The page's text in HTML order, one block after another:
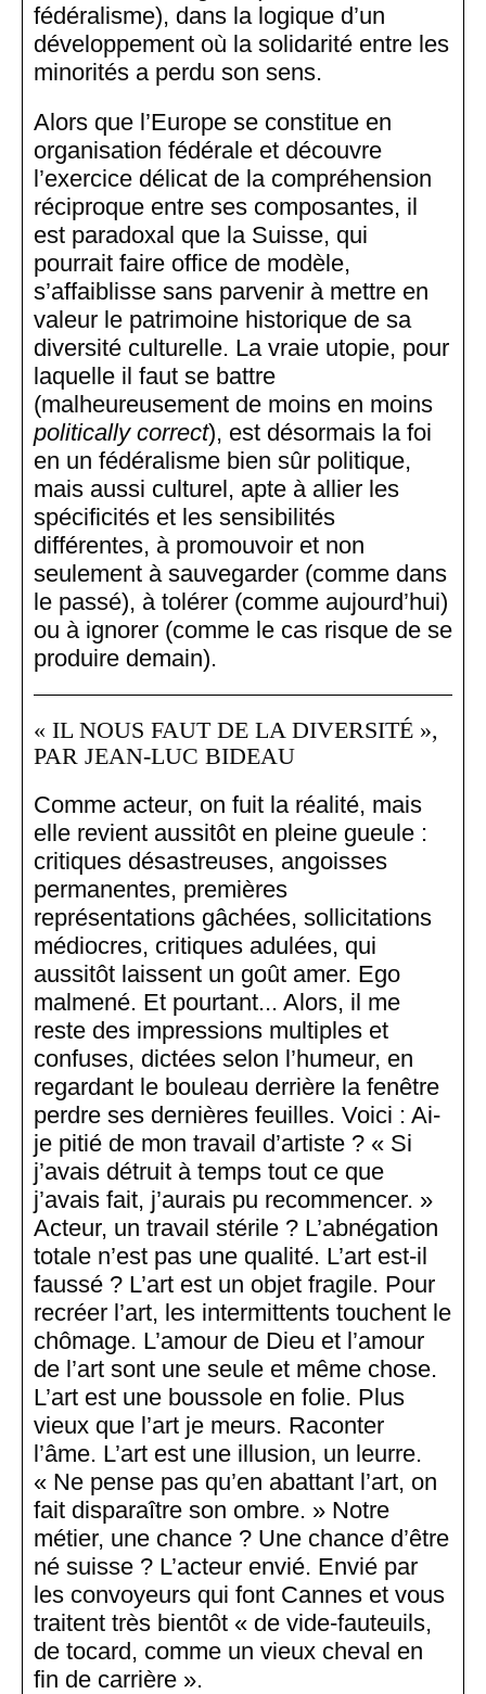
fédéralisme), dans la logique d’un
développement où la solidarité entre les
minorités a perdu son sens.
Alors que l’Europe se constitue en
organisation fédérale et découvre
l’exercice délicat de la compréhension
réciproque entre ses composantes, il
est paradoxal que la Suisse, qui
pourrait faire office de modèle,
s’affaiblisse sans parvenir à mettre en
valeur le patrimoine historique de sa
diversité culturelle. La vraie utopie, pour
laquelle il faut se battre
(malheureusement de moins en moins
politically correct), est désormais la foi
en un fédéralisme bien sûr politique,
mais aussi culturel, apte à allier les
spécificités et les sensibilités
différentes, à promouvoir et non
seulement à sauvegarder (comme dans
le passé), à tolérer (comme aujourd’hui)
ou à ignorer (comme le cas risque de se
produire demain).
« IL NOUS FAUT DE LA DIVERSITÉ »,
PAR JEAN-LUC BIDEAU
Comme acteur, on fuit la réalité, mais
elle revient aussitôt en pleine gueule :
critiques désastreuses, angoisses
permanentes, premières
représentations gâchées, sollicitations
médiocres, critiques adulées, qui
aussitôt laissent un goût amer. Ego
malmené. Et pourtant... Alors, il me
reste des impressions multiples et
confuses, dictées selon l’humeur, en
regardant le bouleau derrière la fenêtre
perdre ses dernières feuilles. Voici : Ai-
je pitié de mon travail d’artiste ? « Si
j’avais détruit à temps tout ce que
j’avais fait, j’aurais pu recommencer. »
Acteur, un travail stérile ? L’abnégation
totale n’est pas une qualité. L’art est-il
faussé ? L’art est un objet fragile. Pour
recréer l’art, les intermittents touchent le
chômage. L’amour de Dieu et l’amour
de l’art sont une seule et même chose.
L’art est une boussole en folie. Plus
vieux que l’art je meurs. Raconter
l’âme. L’art est une illusion, un leurre.
« Ne pense pas qu’en abattant l’art, on
fait disparaître son ombre. » Notre
métier, une chance ? Une chance d’être
né suisse ? L’acteur envié. Envié par
les convoyeurs qui font Cannes et vous
traitent très bientôt « de vide-fauteuils,
de tocard, comme un vieux cheval en
fin de carrière ».